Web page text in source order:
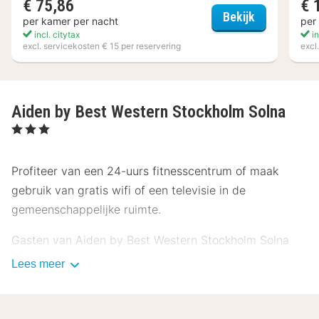
€ 75,86
per kamer per nacht
incl. citytax
excl. servicekosten € 15 per reservering
Bekijk 2Home
€
per
Aiden by Best Western Stockholm Solna
, 3 Sterren
Profiteer van een 24-uurs fitnesscentrum of maak
gebruik van gratis wifi of een televisie in de
gemeenschappelijke ruimte.
Gasten van Aiden by Best Western Stockholm Solna
kunnen iets lekkers halen bij de snackbar/deli. Bestel je
Lees meer